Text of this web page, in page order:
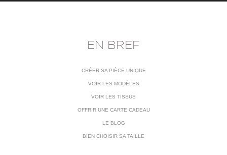
EN BREF
CRÉER SA PIÈCE UNIQUE
VOIR LES MODÈLES
VOIR LES TISSUS
OFFRIR UNE CARTE CADEAU
LE BLOG
BIEN CHOISIR SA TAILLE